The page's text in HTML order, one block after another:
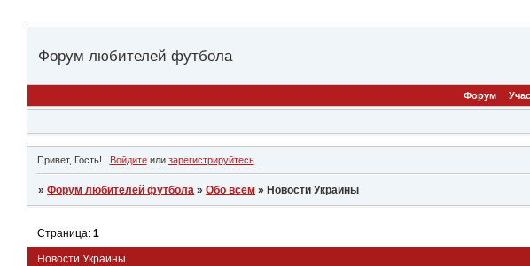
Форум любителей футбола
Форум
Привет, Гость! Войдитеили зарегистрируйтесь.
»Форум любителей футбола »Обо всём » Новости Украины
Новости Украины
Страница:1